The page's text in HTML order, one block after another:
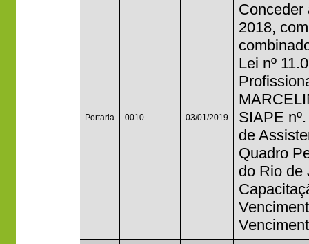
Portaria 0010 03/01/2019
Conceder
2018,
Lei nº
SIAPE
de
Quadro
do Rio de